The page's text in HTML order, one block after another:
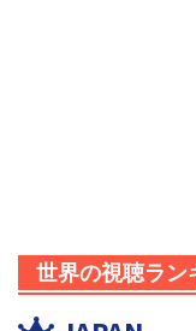
世界の視聴ラン